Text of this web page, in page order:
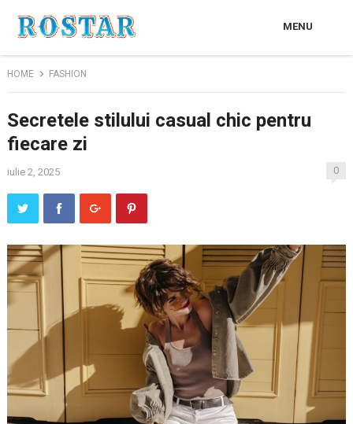
MENU
HOME FASHION
Secretele stilului casual chic pentru
fiecare zi
iulie 2, 2025 0